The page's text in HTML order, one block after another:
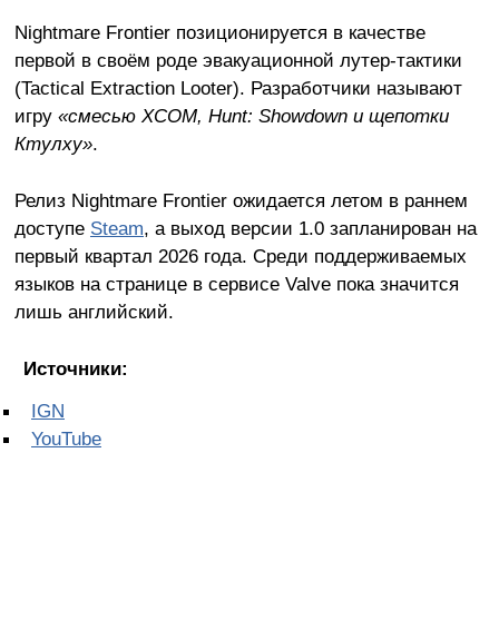
Nightmare Frontier позиционируется в качестве
первой в своём роде эвакуационной лутер-тактики
(Tactical Extraction Looter). Разработчики называют
игру «смесью XCOM, Hunt: Showdown и щепотки
Ктулху».
Релиз Nightmare Frontier ожидается летом в раннем
доступе Steam, а выход версии 1.0 запланирован на
первый квартал 2026 года. Среди поддерживаемых
языков на странице в сервисе Valve пока значится
лишь английский.
Источники:
IGN
YouTube